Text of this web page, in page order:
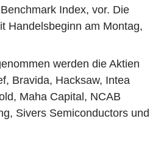
Index, vor. Die
Handelsbeginn am Montag,
werden die Aktien
Bravida, Hacksaw, Intea
Maha Capital, NCAB
Sivers Semiconductors und